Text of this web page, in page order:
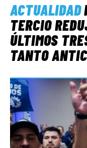
ACTUALIDAD
TERCIO
ÚLTIMOS
TANTO